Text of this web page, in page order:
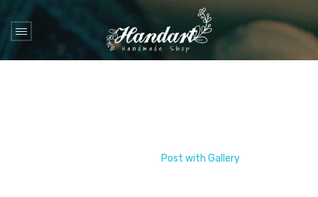
Post with Gallery